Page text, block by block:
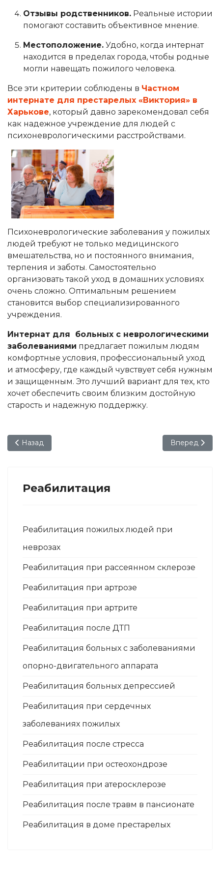
Отзывы родственников. Реальные истории
помогают составить объективное мнение.
Местоположение. Удобно, когда интернат
находится в пределах города, чтобы родные
могли навещать пожилого человека.
Все эти критерии соблюдены в Частном
интернате для престарелых «Виктория» в
Харькове, который давно зарекомендовал себя
как надежное учреждение для людей с
психоневрологическими расстройствами.
Психоневрологические заболевания у пожилых
людей требуют не только медицинского
вмешательства, но и постоянного внимания,
терпения и заботы. Самостоятельно
организовать такой уход в домашних условиях
очень сложно. Оптимальным решением
становится выбор специализированного
учреждения.
Интернат для больных с неврологическими
заболеваниями предлагает пожилым людям
комфортные условия, профессиональный уход
и атмосферу, где каждый чувствует себя нужным
и защищенным. Это лучший вариант для тех, кто
хочет обеспечить своим близким достойную
старость и надежную поддержку.
Предыдущий: Реабилитация пожилых людей после
Назад Следующий:
Вперед
Реабилитация
Реабилитация пожилых людей при
неврозах
Реабилитация при рассеянном склерозе
Реабилитация при артрозе
Реабилитация при артрите
Реабилитация после ДТП
Реабилитация больных с заболеваниями
опорно-двигательного аппарата
Реабилитация больных депрессией
Реабилитация при сердечных
заболеваниях пожилых
Реабилитация после стресса
Реабилитации при остеохондрозе
Реабилитация при атеросклерозе
Реабилитация после травм в пансионате
Реабилитация в доме престарелых